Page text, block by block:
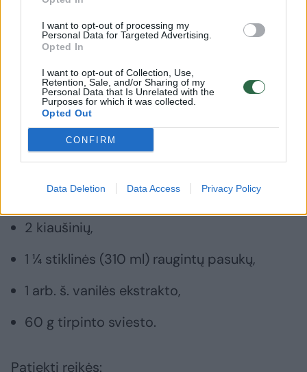
I want to opt-out of processing my
Personal Data for Targeted Advertising.
Opted In
I want to opt-out of Collection, Use,
Retention, Sale, and/or Sharing of my
Personal Data that Is Unrelated with the
Purposes for which it was collected.
Opted Out
CONFIRM
Data Deletion Data Access Privacy Policy
Reikės:
1 ½ stiklinės (210 g) miltų,
1 arb. š. kepimo miltelių,
1 arb. š. sodos,
½ arb. š. druskos,
2 valg. š. rudojo cukraus,
2 kiaušinių,
1 ¼ stiklinės (310 ml) raugintų pasukų,
1 arb. š. vanilės ekstrakto,
60 g tirpinto sviesto.
Patiekti reikės: